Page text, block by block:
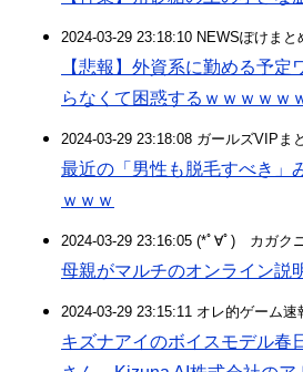
2024-03-29 23:18:10 NEWSぽけまと
【悲報】外資系に勤める予
らなくて困惑するｗｗｗｗｗ
2024-03-29 23:18:08 ガールズVIPま
最近の「男性も脱毛すべき」
ｗｗｗ
2024-03-29 23:16:05 (*ﾟ∀ﾟ)ゞカガク
母親がマルチのオンライン説
2024-03-29 23:15:11 オレ的ゲーム速
キズナアイのボイスモデル春